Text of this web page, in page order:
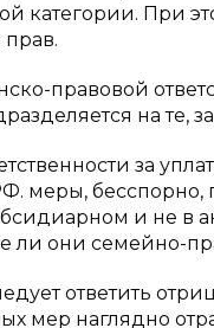
категории. При
правовой
на те,
за
меры,
и не в
ли они семейно-
ответить
мер наглядно